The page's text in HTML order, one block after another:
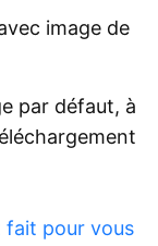
image de
par défaut, à
fait pour vous